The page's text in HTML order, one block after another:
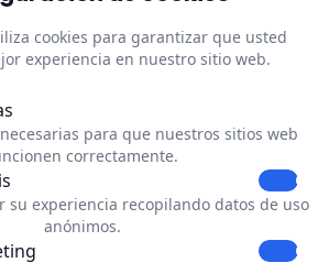
(Inglés)
de
303
cookies para garantizar que usted
experiencia en nuestro sitio web.
para que nuestros sitios web
correctamente.
su experiencia recopilando datos de uso
anónimos.